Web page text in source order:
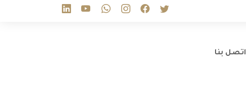
اتصل بنا